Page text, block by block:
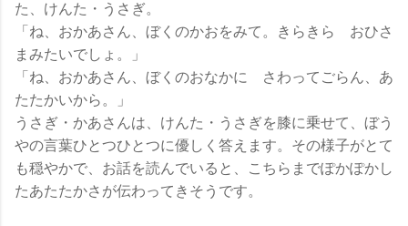
た、けんた・うさぎ。
「ね、おかあさん、ぼくのかおをみて。きらきら おひさ
まみたいでしょ。」
「ね、おかあさん、ぼくのおなかに さわってごらん、あ
たたかいから。」
うさぎ・かあさんは、けんた・うさぎを膝に乗せて、ぼう
やの言葉ひとつひとつに優しく答えます。その様子がとて
も穏やかで、お話を読んでいると、こちらまでぽかぽかし
たあたたかさが伝わってきそうです。